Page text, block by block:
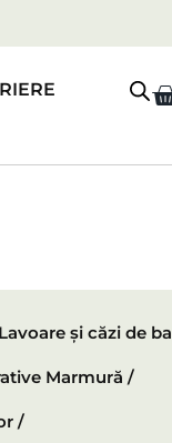
Lavoare și căzi de
Marmură /
/